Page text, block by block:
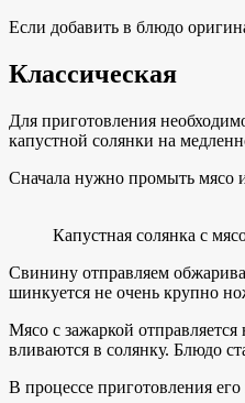
Если добавить в блюдо
Классическая
Для приготовления
капустной солянки на
Сначала нужно промыть мясо
Капустная солянка с
Свинину отправляем
шинкуется не очень крупно
Мясо с зажаркой
вливаются в солянку. Блюдо
В процессе приготовления